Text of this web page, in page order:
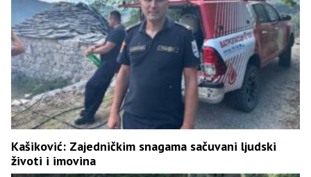
Kašiković: Zajedničkim snagama sačuvani ljudski
životi i imovina